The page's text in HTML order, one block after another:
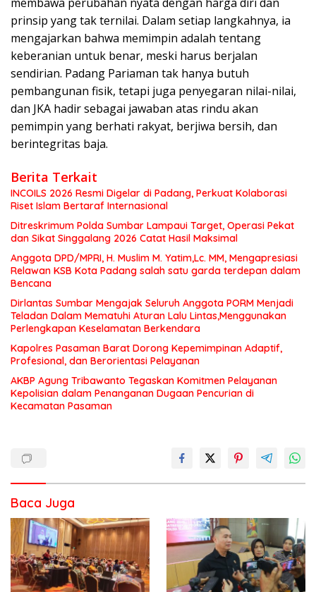
prinsip yang tak ternilai. Dalam setiap langkahnya, ia
mengajarkan bahwa memimpin adalah tentang
keberanian untuk benar, meski harus berjalan
sendirian. Padang Pariaman tak hanya butuh
pembangunan fisik, tetapi juga penyegaran nilai-nilai,
dan JKA hadir sebagai jawaban atas rindu akan
pemimpin yang berhati rakyat, berjiwa bersih, dan
berintegritas baja.
Berita Terkait
INCOILS 2026 Resmi Digelar di Padang, Perkuat Kolaborasi
Riset Islam Bertaraf Internasional
Ditreskrimum Polda Sumbar Lampaui Target, Operasi Pekat
dan Sikat Singgalang 2026 Catat Hasil Maksimal
Anggota DPD/MPRI, H. Muslim M. Yatim,Lc. MM, Mengapresiasi
Relawan KSB Kota Padang salah satu garda terdepan dalam
Bencana
Dirlantas Sumbar Mengajak Seluruh Anggota PORM Menjadi
Teladan Dalam Mematuhi Aturan Lalu Lintas,Menggunakan
Perlengkapan Keselamatan Berkendara
Kapolres Pasaman Barat Dorong Kepemimpinan Adaptif,
Profesional, dan Berorientasi Pelayanan
AKBP Agung Tribawanto Tegaskan Komitmen Pelayanan
Kepolisian dalam Penanganan Dugaan Pencurian di
Kecamatan Pasaman
Baca Juga